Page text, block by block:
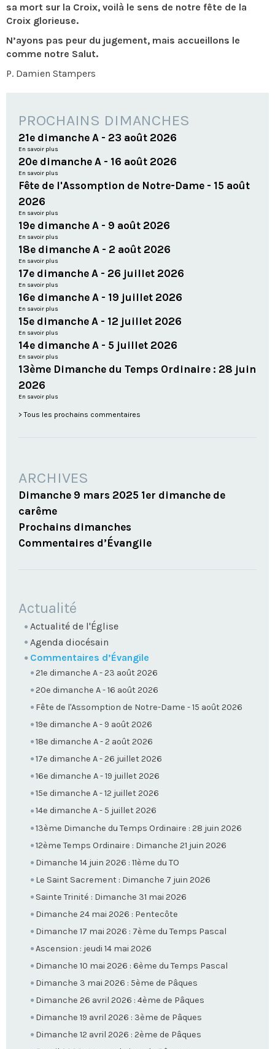
sa mort sur la Croix, voilà le sens de notre fête de la
Croix glorieuse.
N’ayons pas peur du jugement, mais accueillons le
comme notre Salut.
P. Damien Stampers
PROCHAINS DIMANCHES
21e dimanche A - 23 août 2026
En savoir plus
20e dimanche A - 16 août 2026
En savoir plus
Fête de l'Assomption de Notre-Dame - 15 août
2026
En savoir plus
19e dimanche A - 9 août 2026
En savoir plus
18e dimanche A - 2 août 2026
En savoir plus
17e dimanche A - 26 juillet 2026
En savoir plus
16e dimanche A - 19 juillet 2026
En savoir plus
15e dimanche A - 12 juillet 2026
En savoir plus
14e dimanche A - 5 juillet 2026
En savoir plus
13ème Dimanche du Temps Ordinaire : 28 juin
2026
En savoir plus
Tous les prochains commentaires
ARCHIVES
Dimanche 9 mars 2025 1er dimanche de
carême
Prochains dimanches
Commentaires d’Évangile
NAVIGATION
Actualité
Actualité de l'Église
Agenda diocésain
Commentaires d’Évangile
21e dimanche A - 23 août 2026
20e dimanche A - 16 août 2026
Fête de l'Assomption de Notre-Dame - 15 août 2026
19e dimanche A - 9 août 2026
18e dimanche A - 2 août 2026
17e dimanche A - 26 juillet 2026
16e dimanche A - 19 juillet 2026
15e dimanche A - 12 juillet 2026
14e dimanche A - 5 juillet 2026
13ème Dimanche du Temps Ordinaire : 28 juin 2026
12ème Temps Ordinaire : Dimanche 21 juin 2026
Dimanche 14 juin 2026 : 11ème du TO
Le Saint Sacrement : Dimanche 7 juin 2026
Sainte Trinité : Dimanche 31 mai 2026
Dimanche 24 mai 2026 : Pentecôte
Dimanche 17 mai 2026 : 7ème du Temps Pascal
Ascension : jeudi 14 mai 2026
Dimanche 10 mai 2026 : 6ème du Temps Pascal
Dimanche 3 mai 2026 : 5ème de Pâques
Dimanche 26 avril 2026 : 4ème de Pâques
Dimanche 19 avril 2026 : 3ème de Pâques
Dimanche 12 avril 2026 : 2ème de Pâques